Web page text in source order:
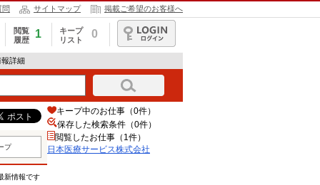
問 サイトマップ 掲載ご希望のお客様へ
閲覧
履歴
1
キープ
リスト
0
ログイン
詳細
プ
新情報です
キープ中のお仕事（0件）
保存した検索条件（0件）
閲覧したお仕事（1件）
日本医療サービス株式会社